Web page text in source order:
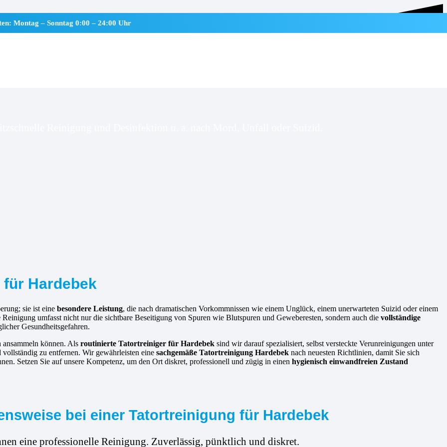
Montag – Sonntag 0:00 – 24:00 Uhr
Reinigung und Desinfektion u. a. nach Mord, Unfall oder Suizid.
Hardebek
sie ist eine besondere Leistung, die nach dramatischen Vorkommnissen wie einem Unglück, einem unerwarteten Suizid oder einem
umfasst nicht nur die sichtbare Beseitigung von Spuren wie Blutspuren und Geweberesten, sondern auch die vollständige
Gesundheitsgefahren.
können. Als routinierte Tatortreiniger für Hardebek sind wir darauf spezialisiert, selbst versteckte Verunreinigungen unter
zu entfernen. Wir gewährleisten eine sachgemäße Tatortreinigung Hardebek nach neuesten Richtlinien, damit Sie sich
Setzen Sie auf unsere Kompetenz, um den Ort diskret, professionell und zügig in einen hygienisch einwandfreien Zustand
bei einer Tatortreinigung für Hardebek
eine professionelle Reinigung. Zuverlässig, pünktlich und diskret.